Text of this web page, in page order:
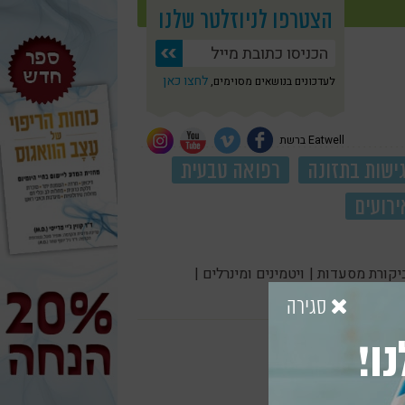
הצטרפו לניוזלטר שלנו
לעדכונים בנושאים מסוימים, לחצו כאן
Eatwell ברשת
גישות בתזונה
רפואה טבעית
מסעדות | ויטמינים ומינרלים |
סגירה